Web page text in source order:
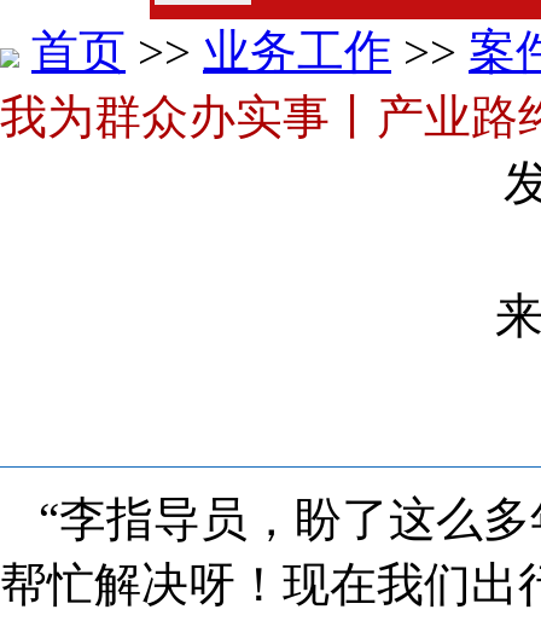
首页 >> 业务工作 >> 案
我为群众办实事丨产业路
“李指导员，盼了这么
帮忙解决呀！现在我们出